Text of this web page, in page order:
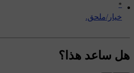
*
‏خيار/ملحق.
هل ساعد هذا؟